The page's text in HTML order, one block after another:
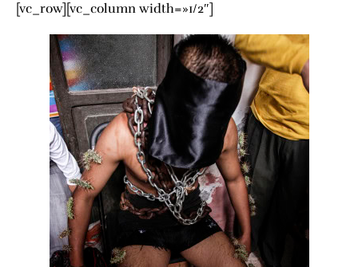
[vc_row][vc_column width=»1/2″]